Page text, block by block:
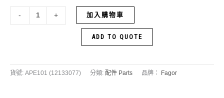
- + 加入購物車
ADD TO QUOTE
貨號: APE101 (12133077) 分類: 配件 Parts 品牌： Fagor